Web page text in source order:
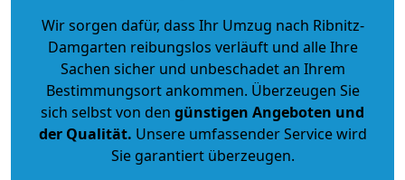
Wir sorgen dafür, dass Ihr Umzug nach Ribnitz-
Damgarten reibungslos verläuft und alle Ihre
Sachen sicher und unbeschadet an Ihrem
Bestimmungsort ankommen. Überzeugen Sie
sich selbst von den günstigen Angeboten und
der Qualität. Unsere umfassender Service wird
Sie garantiert überzeugen.